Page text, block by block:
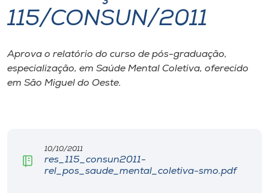
I.nova
Diplomados
Biblioteca
115/CONSUN/2011
Aprova o relatório do curso de pós-graduação,
especialização, em Saúde Mental Coletiva, oferecido
em São Miguel do Oeste.
10/10/2011
res_115_consun2011-
rel_pos_saude_mental_coletiva-smo.pdf